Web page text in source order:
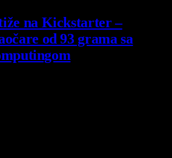
na Kickstarter –
od 93 grama sa